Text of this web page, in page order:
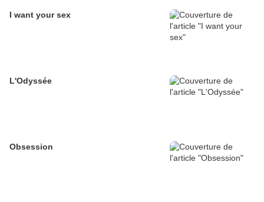
I want your sex
L'Odyssée
Obsession